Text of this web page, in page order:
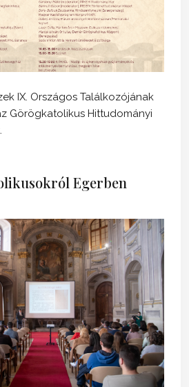
IX. Országos Találkozójának
Görögkatolikus Hittudományi
Egerben